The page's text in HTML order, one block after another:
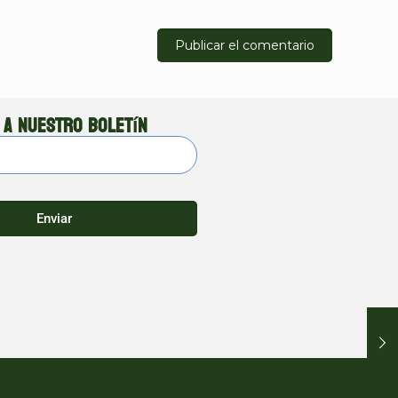
nuestro boletín
Enviar